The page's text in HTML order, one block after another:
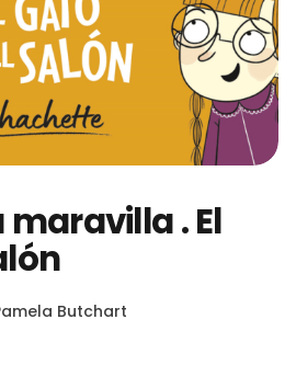
. El
Butchart